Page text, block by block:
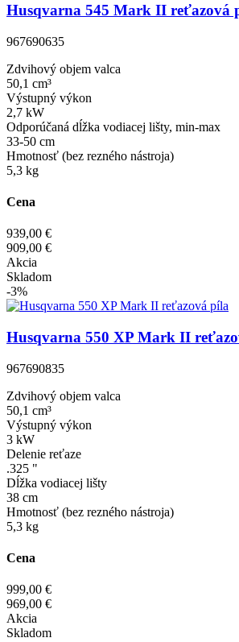
Husqvarna 545 Mark II reťazová
967690635
Zdvihový objem valca
50,1 cm³
Výstupný výkon
2,7 kW
Odporúčaná dĺžka vodiacej lišty, min-max
33-50 cm
Hmotnosť (bez rezného nástroja)
5,3 kg
Cena
939,00 €
909,00 €
Akcia
Skladom
-3%
Husqvarna 550 XP Mark II
967690835
Zdvihový objem valca
50,1 cm³
Výstupný výkon
3 kW
Delenie reťaze
.325 "
Dĺžka vodiacej lišty
38 cm
Hmotnosť (bez rezného nástroja)
5,3 kg
Cena
999,00 €
969,00 €
Akcia
Skladom